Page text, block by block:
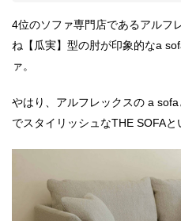
4位のソファ専門店であるアルフ
ね【瓜実】型の肘が印象的なa
ァ。
やはり、アルフレックスの a sofa
でスタイリッシュなTHE SOFAと